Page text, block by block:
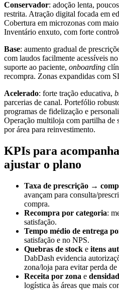
Conservador: adoção lenta,
restrita. Atração digital focada em
Cobertura em microzonas com
Inventário enxuto, com forte
Base: aumento gradual de
com laudos facilmente acessíveis no
suporte ao paciente, onboarding
recompra. Zonas expandidas com
Acelerado: forte tração educativa,
parcerias de canal. Portefólio
programas de fidelização e
Operação multiloja com partilha de
por área para reinvestimento.
KPIs para
ajustar o plano
Taxa de prescrição →
avançam para consulta/
compra.
Recompra por categoria:
satisfação.
Tempo médio de entrega
satisfação e no NPS.
Quebras de stock e itens
DabDash evidencia
zona/loja para evitar perda de
Receita por zona e
logística às áreas que mais